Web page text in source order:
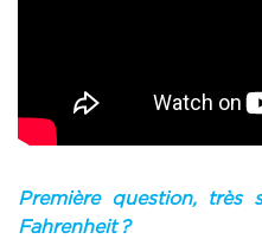
Première question, très
Fahrenheit ?